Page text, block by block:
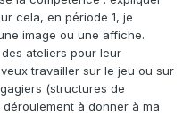
cela, en période 1, je
image ou une affiche.
ateliers pour leur
travailler sur le jeu ou sur
(structures de
à donner à ma